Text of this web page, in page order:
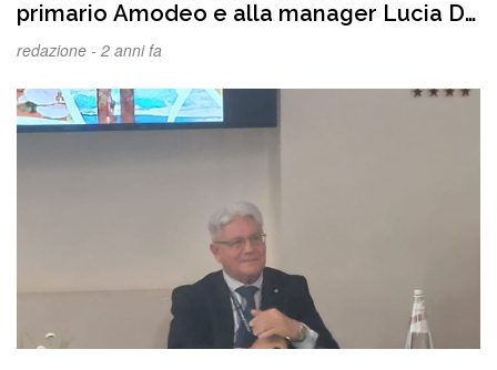
primario Amodeo e alla manager Lucia Di
Furia era diventata fiore all’occhiello in
redazione - 2 anni fa